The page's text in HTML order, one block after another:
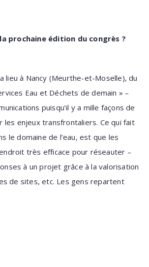
prochaine édition du congrès ?
lieu à Nancy (Meurthe-et-Moselle), du
Eau et Déchets de demain » –
puisqu’il y a mille façons de
enjeux transfrontaliers. Ce qui fait
le domaine de l’eau, est que les
très efficace pour réseauter –
à un projet grâce à la valorisation
de sites, etc. Les gens repartent